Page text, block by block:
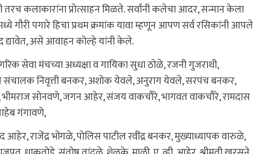
कलाकारांना प्रोत्साहन मिळते. सर्वांनी कलेचा आदर, सन्मान केला
गौरी पगारे हिचा प्रथम क्रमांक यावा म्हणून आपण सर्व रसिकांनी आपले
असे आवाहन कोल्हे यांनी केले.
सेवा मंचच्या अध्यक्षा व गायिका सुधा ठोळे, रजनी गुजराथी,
संचालक निवृत्ती बनकर, अशोक येवले, अनुराग येवले, सरपंच बनकर,
भीमराज सोनवणे, जगन आहेर, संजय वाकचौरे, भागवत वाकचौरे, रामदास
गंगावणे,
राजेंद्र भोंगळे, पोलिस पाटील रवींद्र बनकर, मुख्याध्यापक वारुळे,